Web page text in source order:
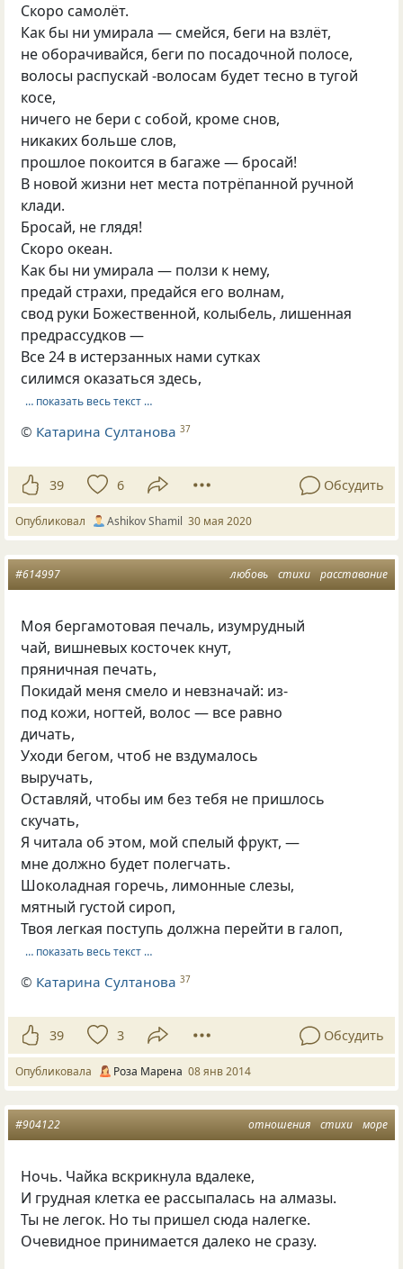
Скоро самолёт.
Как бы ни умирала — смейся, беги на взлёт,
не оборачивайся, беги по посадочной полосе,
волосы распускай -волосам будет тесно в тугой
косе,
ничего не бери с собой, кроме снов,
никаких больше слов,
прошлое покоится в багаже — бросай!
В новой жизни нет места потрёпанной ручной
клади.
Бросай, не глядя!
Скоро океан.
Как бы ни умирала — ползи к нему,
предай страхи, предайся его волнам,
свод руки Божественной, колыбель, лишенная
предрассудков —
Все 24 в истерзанных нами сутках
силимся оказаться здесь,
… показать весь текст …
© Катарина Султанова 37
39 6 Обсудить
Опубликовал Ashikov Shamil 30 мая 2020
любовь стихи расставание
#614997
Моя бергамотовая печаль, изумрудный
чай, вишневых косточек кнут,
пряничная печать,
Покидай меня смело и невзначай: из-
под кожи, ногтей, волос — все равно
дичать,
Уходи бегом, чтоб не вздумалось
выручать,
Оставляй, чтобы им без тебя не пришлось
скучать,
Я читала об этом, мой спелый фрукт, —
мне должно будет полегчать.
Шоколадная горечь, лимонные слезы,
мятный густой сироп,
Твоя легкая поступь должна перейти в галоп,
… показать весь текст …
© Катарина Султанова 37
39 3 Обсудить
Опубликовала Роза Марена 08 янв 2014
отношения стихи море
#904122
Ночь. Чайка вскрикнула вдалеке,
И грудная клетка ее рассыпалась на алмазы.
Ты не легок. Но ты пришел сюда налегке.
Очевидное принимается далеко не сразу.